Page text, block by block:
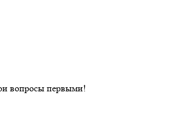
вопросы первыми!